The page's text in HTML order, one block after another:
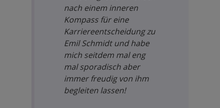
nach einem inneren
Kompass für eine
Karriereentscheidung zu
Emil Schmidt und habe
mich seitdem mal eng
mal sporadisch aber
immer freudig von ihm
begleiten lassen!